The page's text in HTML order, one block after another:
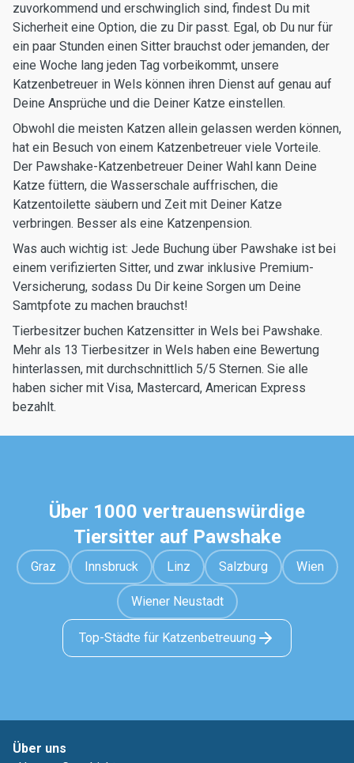
zuvorkommend und erschwinglich sind, findest Du mit
Sicherheit eine Option, die zu Dir passt. Egal, ob Du nur für
ein paar Stunden einen Sitter brauchst oder jemanden, der
eine Woche lang jeden Tag vorbeikommt, unsere
Katzenbetreuer in Wels können ihren Dienst auf genau auf
Deine Ansprüche und die Deiner Katze einstellen.
Obwohl die meisten Katzen allein gelassen werden können,
hat ein Besuch von einem Katzenbetreuer viele Vorteile.
Der Pawshake-Katzenbetreuer Deiner Wahl kann Deine
Katze füttern, die Wasserschale auffrischen, die
Katzentoilette säubern und Zeit mit Deiner Katze
verbringen. Besser als eine Katzenpension.
Was auch wichtig ist: Jede Buchung über Pawshake ist bei
einem verifizierten Sitter, und zwar inklusive Premium-
Versicherung, sodass Du Dir keine Sorgen um Deine
Samtpfote zu machen brauchst!
Tierbesitzer buchen Katzensitter in Wels bei Pawshake.
Mehr als 13 Tierbesitzer in Wels haben eine Bewertung
hinterlassen, mit durchschnittlich 5/5 Sternen. Sie alle
haben sicher mit Visa, Mastercard, American Express
bezahlt.
Über 1000 vertrauenswürdige
Tiersitter auf Pawshake
Graz Innsbruck Linz Salzburg Wien
Wiener Neustadt
Top-Städte für Katzenbetreuung
Über uns